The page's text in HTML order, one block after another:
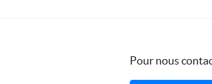
Pour nous